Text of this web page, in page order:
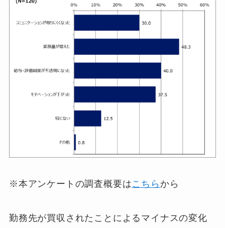
※本アンケートの調査概要はこちら から
勤務先が買収されたことによるマイナスの変化